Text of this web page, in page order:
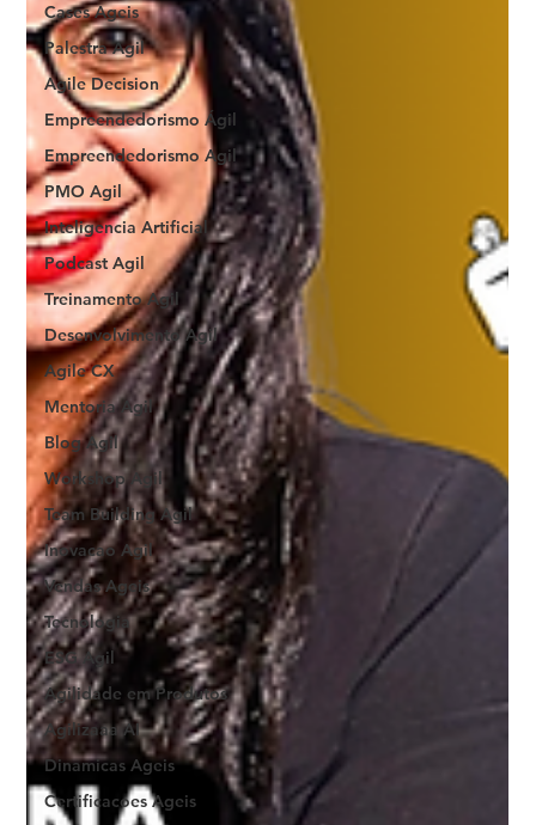
Cases Ageis
Palestra Agil
Agile Decision
Empreendedorismo Ágil
Empreendedorismo Agil
PMO Agil
Inteligencia Artificial
Podcast Agil
Treinamento Agil
Desenvolvimento Agil
Agile CX
Mentoria Agil
Blog Agil
Workshop Agil
Team Building Agil
Inovacao Agil
Vendas Ageis
Tecnologia
ESG Agil
Agilidade em Produtos
Agilizaaa AI
Dinamicas Ageis
Certificacoes Ageis